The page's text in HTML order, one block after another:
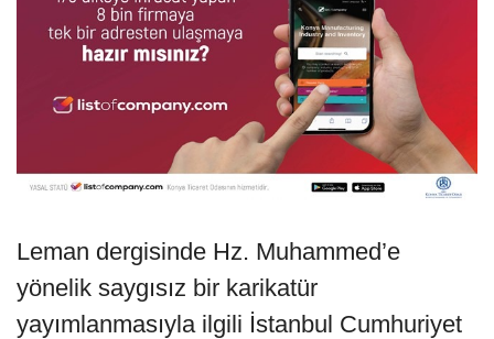
Leman dergisinde Hz. Muhammed’e
yönelik saygısız bir karikatür
yayımlanmasıyla ilgili İstanbul Cumhuriyet